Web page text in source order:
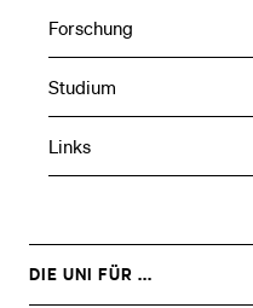
Forschung
Studium
Links
DIE UNI FÜR ...
ZEIGE
DAS